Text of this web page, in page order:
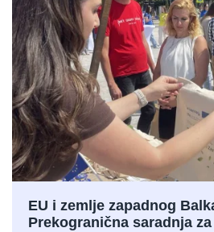
EU i zemlje zapadnog
Prekogranična saradnja